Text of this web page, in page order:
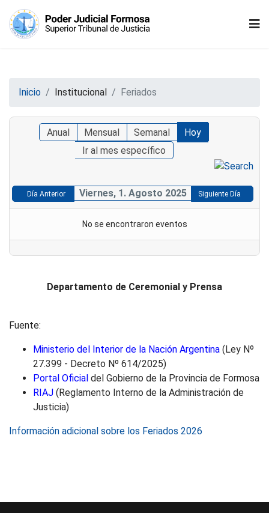
Inicio Institucional Feriados
Anual Mensual Semanal
Hoy
Ir al mes específico
Día Anterior Viernes, 1. Agosto 2025 Siguiente Día
No se encontraron eventos
Departamento de Ceremonial y Prensa
Fuente:
Ministerio del Interior de la Nación Argentina (Ley Nº
27.399 - Decreto Nº 614/2025)
Portal Oficial del Gobierno de la Provincia de Formosa
RIAJ (Reglamento Interno de la Administración de
Justicia)
Información adicional sobre los Feriados 2026